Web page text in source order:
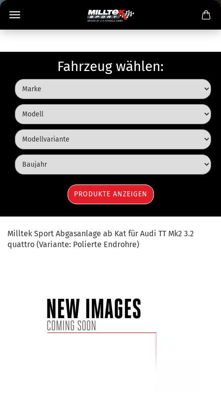
Fahrzeug wählen:
Milltek Sport Abgasanlage ab Kat für Audi TT Mk2 3.2
quattro (Variante: Polierte Endrohre)